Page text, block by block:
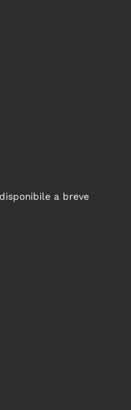
a breve